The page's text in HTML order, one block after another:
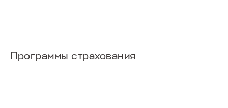
Программы страхования